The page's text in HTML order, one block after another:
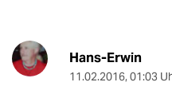
Hans-Erwin
11.02.2016, 01:03